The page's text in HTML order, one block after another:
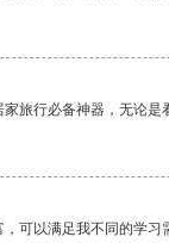
旅行必备神器，无论
可以满足我不同的学习